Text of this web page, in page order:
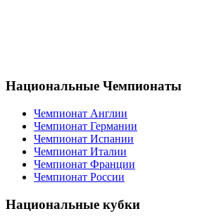
Национальные Чемпионаты
Чемпионат Англии
Чемпионат Испании